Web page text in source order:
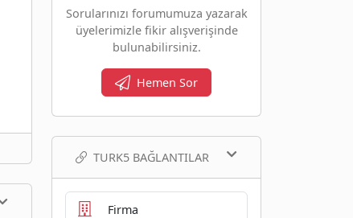
Sorularınızı forumumuza yazarak
üyelerimizle fikir alışverişinde
bulunabilirsiniz.
Hemen Sor
TURK5 BAĞLANTILAR
Firma